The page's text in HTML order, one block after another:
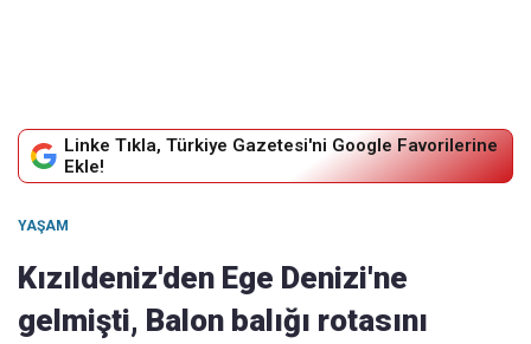
Linke Tıkla, Türkiye Gazetesi'ni Google Favorilerine
Ekle!
YAŞAM
Kızıldeniz'den Ege Denizi'ne
gelmişti, Balon balığı rotasını